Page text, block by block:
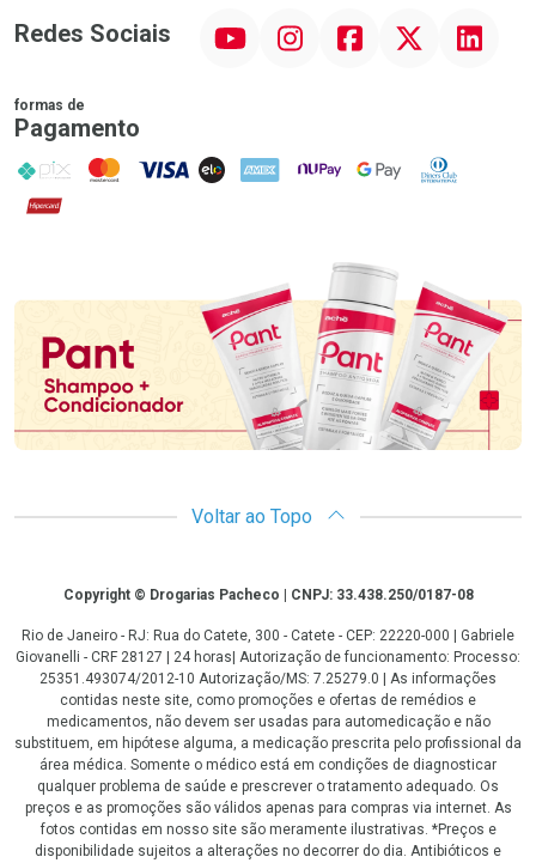
Redes Sociais InstagramFacebook Linkedin
formas de
Pagamento
PIX MasterCard
VISA ELO AMEX NuPay Google PayDiners Club
Hipercard
Promoção em Destaque
Voltar ao Topo
CopyrightCopyright © Drogarias Pacheco | CNPJ: 33.438.250/0187-08
Rio de Janeiro - RJ: Rua do Catete, 300 - Catete - CEP: 22220-000 | Gabriele
Giovanelli - CRF 28127 | 24 horas| Autorização de funcionamento: Processo:
25351.493074/2012-10 Autorização/MS: 7.25279.0 | As informações
contidas neste site, como promoções e ofertas de remédios e
medicamentos, não devem ser usadas para automedicação e não
substituem, em hipótese alguma, a medicação prescrita pelo profissional da
área médica. Somente o médico está em condições de diagnosticar
qualquer problema de saúde e prescrever o tratamento adequado. Os
preços e as promoções são válidos apenas para compras via internet. As
fotos contidas em nosso site são meramente ilustrativas. *Preços e
disponibilidade sujeitos a alterações no decorrer do dia. Antibióticos e